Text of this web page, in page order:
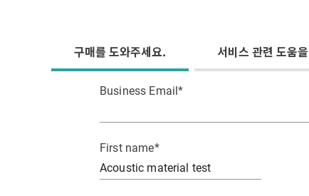
구매를 도와주세요. 서비스 관련 도움
Business Email*
First name*